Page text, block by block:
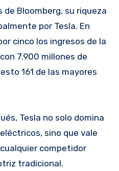
Bloomberg, su riqueza
por Tesla. En
cinco los ingresos de la
7.900 millones de
161 de las mayores
Tesla no solo domina
sino que vale
competidor
tradicional.